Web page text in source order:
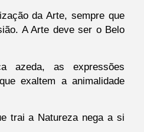
da Arte, sempre que
A Arte deve ser o Belo
azeda, as expressões
exaltem a animalidade
trai a Natureza nega a si